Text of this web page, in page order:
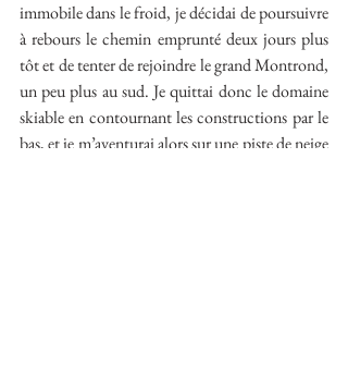
immobile dans le froid, je décidai de poursuivre
à rebours le chemin emprunté deux jours plus
tôt et de tenter de rejoindre le grand Montrond,
un peu plus au sud. Je quittai donc le domaine
skiable en contournant les constructions par le
bas, et je m’aventurai alors sur une piste de neige